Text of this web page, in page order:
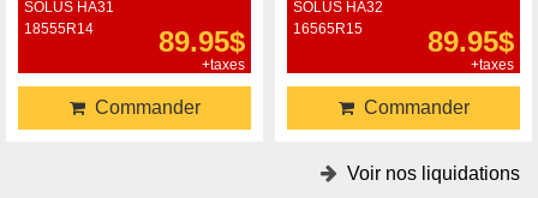
SOLUS HA31
18555R14
89.95$
+taxes
Commander
SOLUS HA32
16565R15
89.95$
+taxes
Commander
Voir nos liquidations